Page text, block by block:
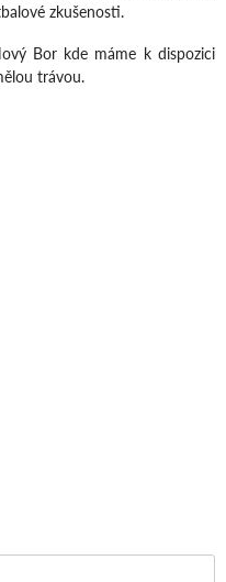
zkušenosti.
Bor kde máme k dispozici
trávou.